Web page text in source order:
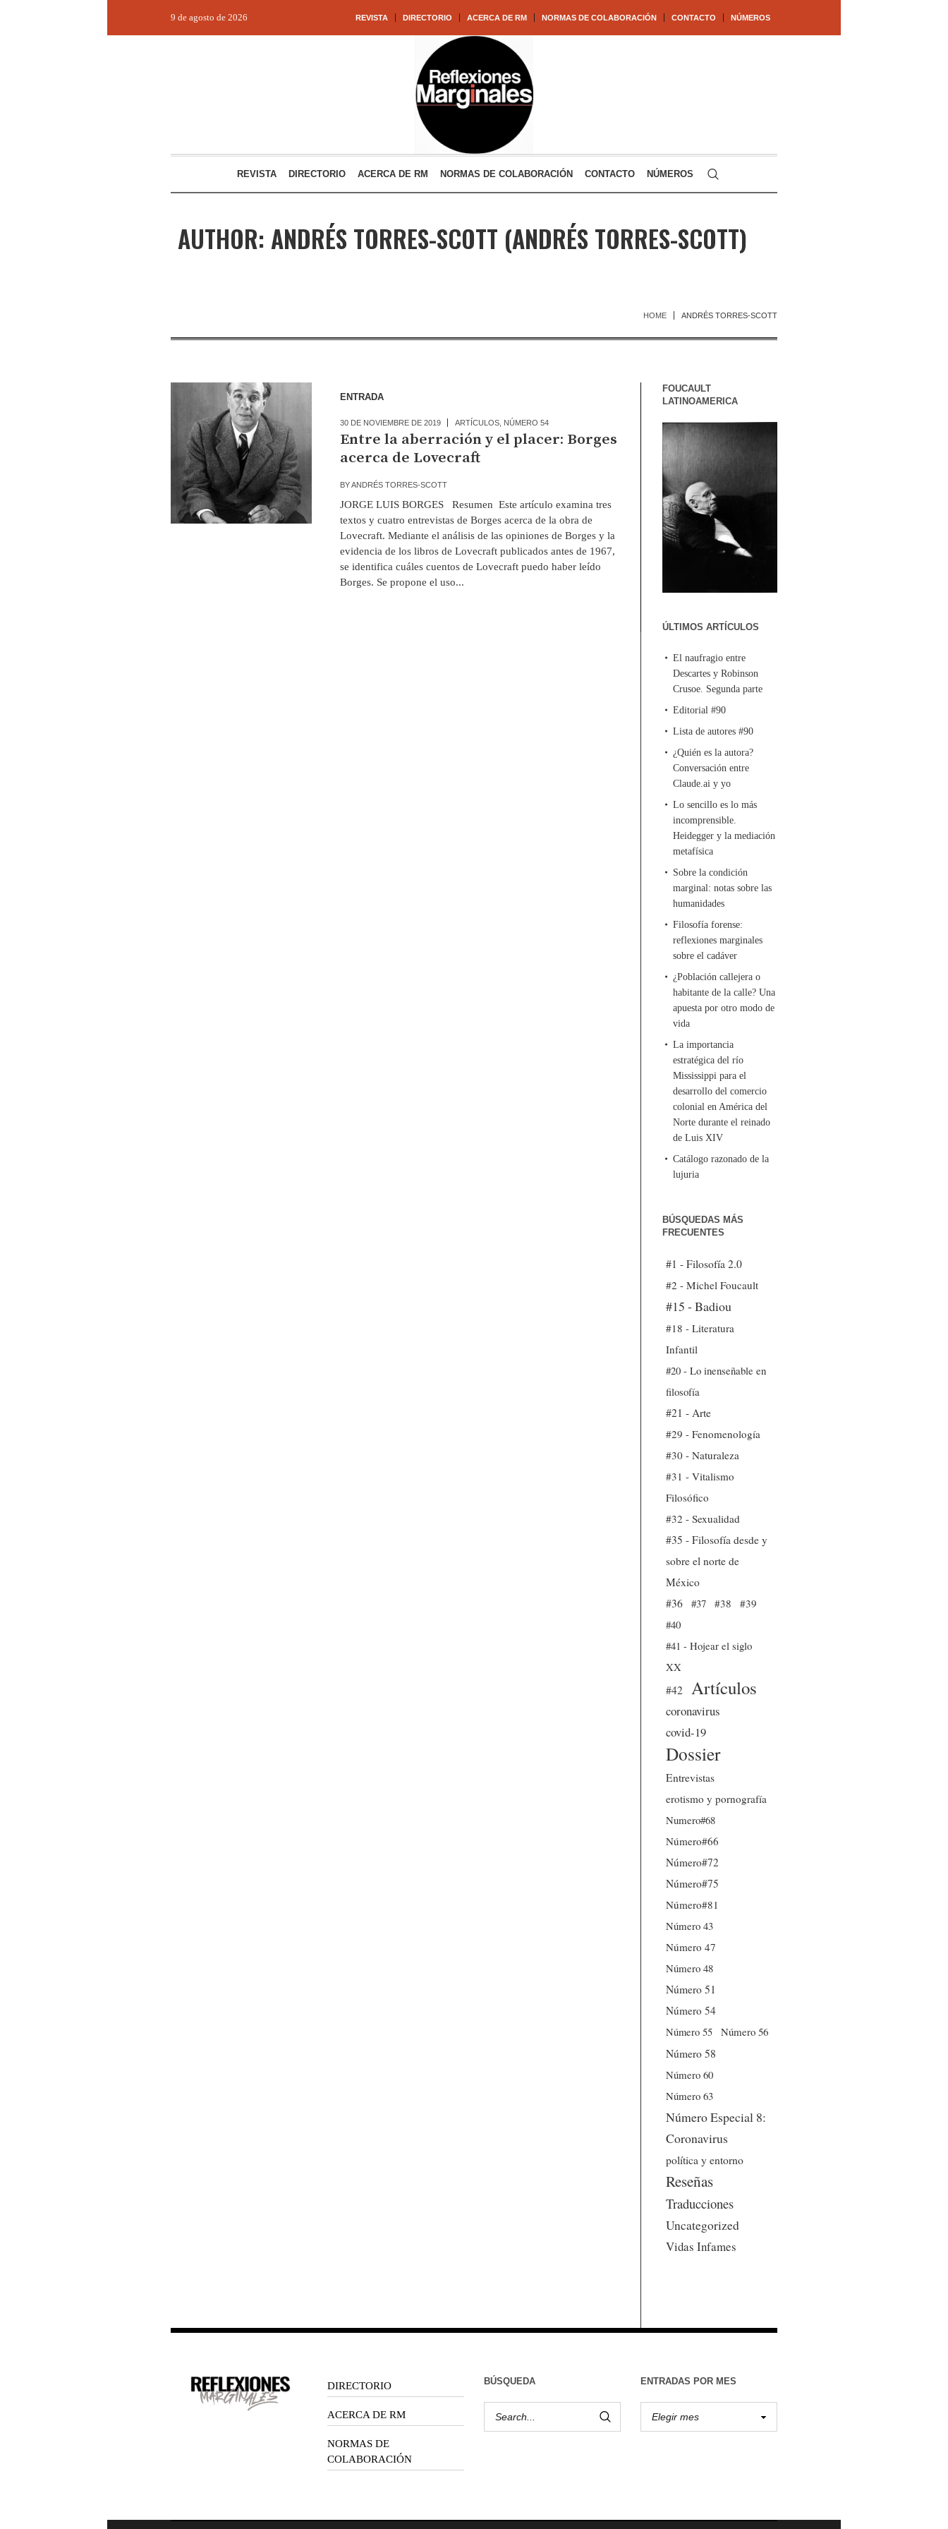
REVISTA DIRECTORIO ACERCA DE RM NORMAS DE COLABORACIÓN CONTACTO NÚMEROS
9 de agosto de 2026
REVISTA DIRECTORIO ACERCA DE RM NORMAS DE COLABORACIÓN CONTACTO NÚMEROS
AUTHOR: ANDRÉS TORRES-SCOTT (ANDRÉS TORRES-SCOTT)
HOME ANDRÉS TORRES-SCOTT
ENTRADA
30 DE NOVIEMBRE DE 2019 ARTÍCULOS, NÚMERO 54
Entre la aberración y el placer: Borges
acerca de Lovecraft
BYANDRÉS TORRES-SCOTT
JORGE LUIS BORGES Resumen Este artículo examina tres
textos y cuatro entrevistas de Borges acerca de la obra de
Lovecraft. Mediante el análisis de las opiniones de Borges y la
evidencia de los libros de Lovecraft publicados antes de 1967,
se identifica cuáles cuentos de Lovecraft puedo haber leído
Borges. Se propone el uso...
FOUCAULT
LATINOAMERICA
ÚLTIMOS ARTÍCULOS
El naufragio entre
Descartes y Robinson
Crusoe. Segunda parte
Editorial #90
Lista de autores #90
¿Quién es la autora?
Conversación entre
Claude.ai y yo
Lo sencillo es lo más
incomprensible.
Heidegger y la mediación
metafísica
Sobre la condición
marginal: notas sobre las
humanidades
Filosofía forense:
reflexiones marginales
sobre el cadáver
¿Población callejera o
habitante de la calle? Una
apuesta por otro modo de
vida
La importancia
estratégica del río
Mississippi para el
desarrollo del comercio
colonial en América del
Norte durante el reinado
de Luis XIV
Catálogo razonado de la
lujuria
BÚSQUEDAS MÁS
FRECUENTES
#1 - Filosofía 2.0
#2 - Michel Foucault
#15 - Badiou
#18 - Literatura
Infantil
#20 - Lo inenseñable en
filosofía
#21 - Arte
#29 - Fenomenología
#30 - Naturaleza
#31 - Vitalismo
Filosófico
#32 - Sexualidad
#35 - Filosofía desde y
sobre el norte de
México
#36
#37 #38
#39
#40
#41 - Hojear el siglo
XX
#42
Artículos
coronavirus
covid-19
Dossier
Entrevistas
erotismo y pornografía
Numero#68
Número#66
Número#72
Número#75
Número#81
Número 43
Número 47
Número 48
Número 51
Número 54
Número 55
Número 56
Número 58
Número 60
Número 63
Número Especial 8:
Coronavirus
política y entorno
Reseñas
Traducciones
Uncategorized
Vidas Infames
DIRECTORIO
ACERCA DE RM
NORMAS DE
COLABORACIÓN
BÚSQUEDA ENTRADAS POR MES